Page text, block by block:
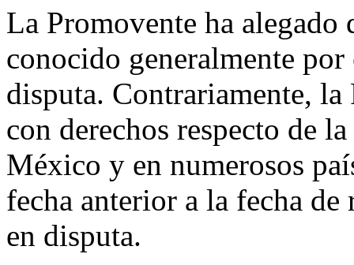
La Promovente ha
conocido generalmente
disputa. Contrariamente,
con derechos respecto de
México y en numerosos
fecha anterior a la fecha
en disputa.